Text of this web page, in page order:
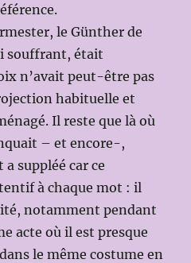
le Günther de
souffrant, était
n’avait peut-être pas
habituelle et
Il reste que là où
– et encore-,
suppléé car ce
à chaque mot : il
notamment pendant
acte où il est presque
le même costume en